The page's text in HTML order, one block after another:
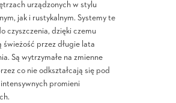
urządzonych w stylu
jak i rustykalnym. Systemy te
czyszczenia, dzięki czemu
świeżość przez długie lata
Są wytrzymałe na zmienne
co nie odkształcają się pod
promieni